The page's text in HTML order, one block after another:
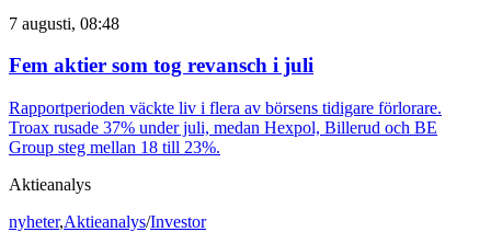
7 augusti, 08:48
Fem aktier som tog revansch i juli
Rapportperioden väckte liv i flera av börsens tidigare förlorare.
Troax rusade 37% under juli, medan Hexpol, Billerud och BE
Group steg mellan 18 till 23%.
Aktieanalys
nyheter,Aktieanalys/Investor